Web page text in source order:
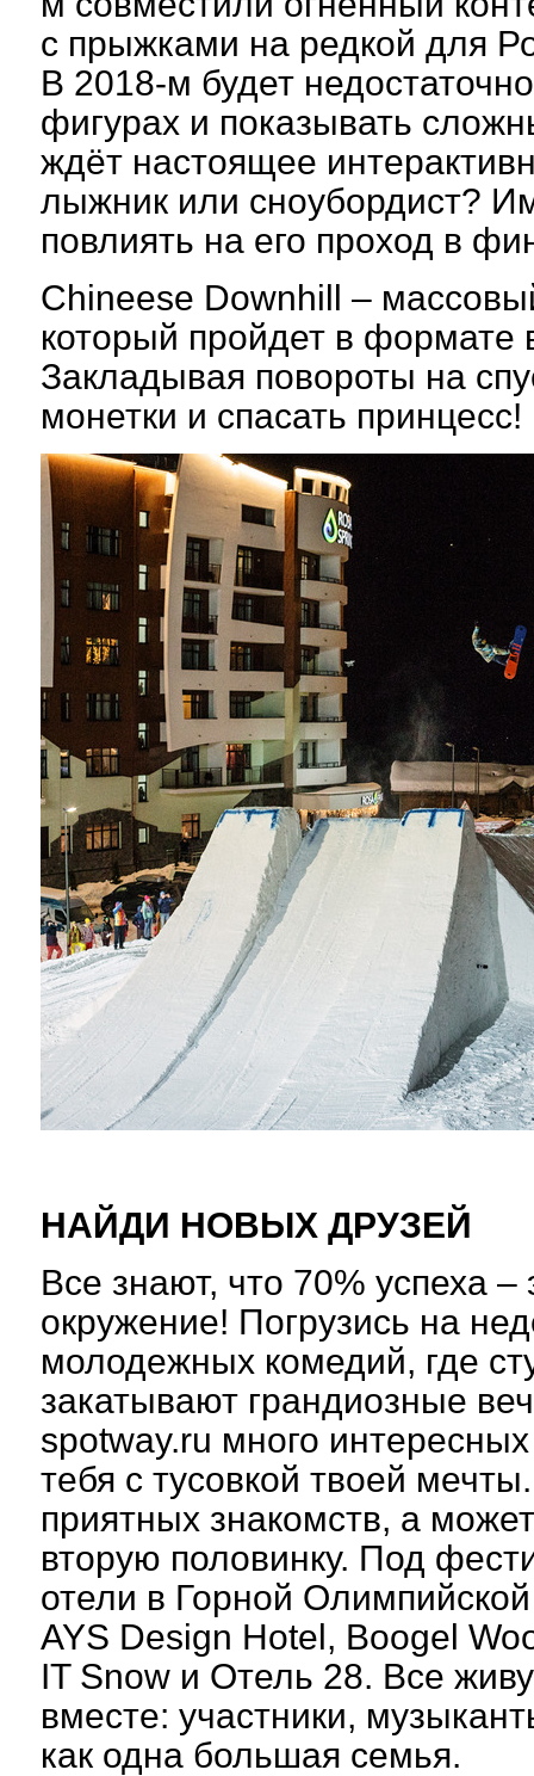
с прыжками на редкой для
В 2018-м будет
фигурах и показывать
ждёт настоящее
лыжник или сноубордист?
повлиять на его проход в
Chineese Downhill –
который пройдет в
Закладывая повороты на
монетки и спасать принцесс!
НАЙДИ НОВЫХ ДРУЗЕЙ
Все знают, что 70% успеха –
окружение! Погрузись на
молодежных комедий, где
закатывают грандиозные
spotway.ru много
тебя с тусовкой твоей
приятных знакомств, а
вторую половинку. Под
отели в Горной
AYS Design Hotel, Boogel
IT Snow и Отель 28. Все
вместе: участники,
как одна большая семья.